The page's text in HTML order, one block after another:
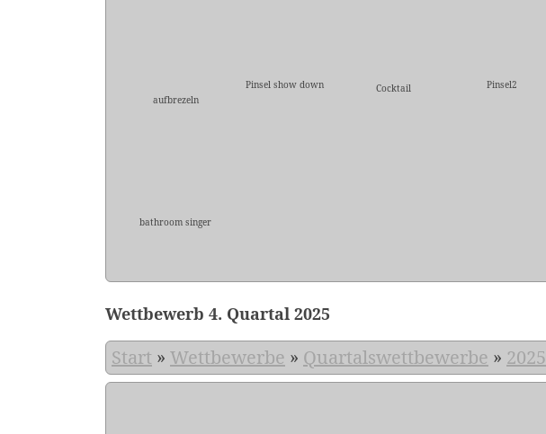
aufbrezeln
Pinsel show down Cocktail
Pinsel2
bathroom singer
Wettbewerb 4. Quartal 2025
Start » Wettbewerbe » Quartalswettbewerbe » 2025